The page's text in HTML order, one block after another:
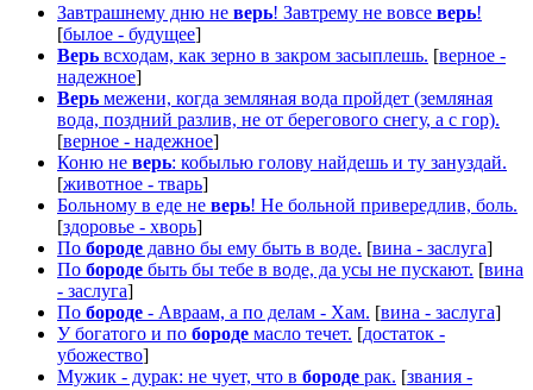
Завтрашнему дню не верь! Завтрему не вовсе верь!
[былое - будущее]
Верь всходам, как зерно в закром засыплешь. [верное -
надежное]
Верь межени, когда земляная вода пройдет (земляная
вода, поздний разлив, не от берегового снегу, а с гор).
[верное - надежное]
Коню не верь: кобылью голову найдешь и ту зануздай.
[животное - тварь]
Больному в еде не верь! Не больной привередлив, боль.
[здоровье - хворь]
По бороде давно бы ему быть в воде. [вина - заслуга]
По бороде быть бы тебе в воде, да усы не пускают. [вина
- заслуга]
По бороде - Авраам, а по делам - Хам. [вина - заслуга]
У богатого и по бороде масло течет. [достаток -
убожество]
Мужик - дурак: не чует, что в бороде рак. [звания -